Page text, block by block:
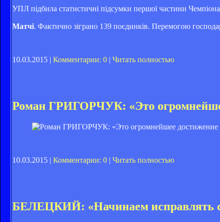
УПЛ підбила статистичні підсумки першої частини
Матчі. Фактично зіграно 139 поєдинків. Перемогою
10.03.2015 | Комментарии: 0 Читать полностью
Роман ГРИГОРЧУК: «Это
10.03.2015 | Комментарии: 0 | Читать полностью
БЕЛЕЦКИЙ: «Начинаем исправлять